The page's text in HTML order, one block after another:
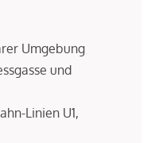
Umgebung
und
Linien U1,